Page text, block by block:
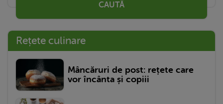
CAUTĂ
Rețete culinare
Mâncăruri de post: rețete care
vor încânta și copiii